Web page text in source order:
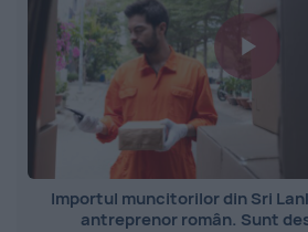
Importul muncitorilor din Sri
antreprenor român. Sunt